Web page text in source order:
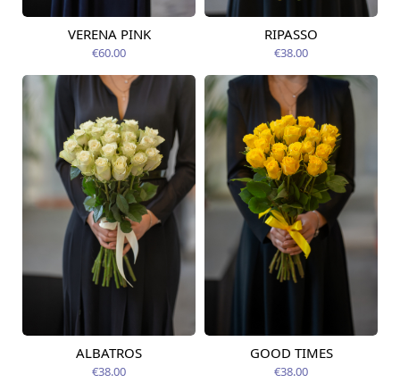
Pieejams šodien
VERENA PINK
€60.00
Pieejams šodien
RIPASSO
€38.00
Pieejams šodien
ALBATROS
€38.00
Pieejams šodien
GOOD TIMES
€38.00